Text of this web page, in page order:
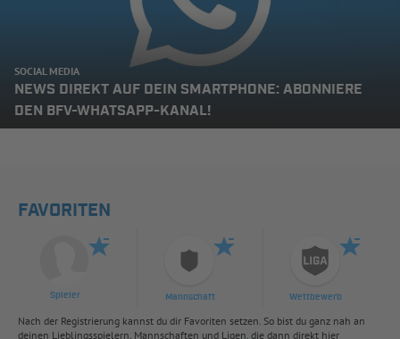
SOCIAL MEDIA
NEWS DIREKT AUF DEIN SMARTPHONE: ABONNIERE
DEN BFV-WHATSAPP-KANAL!
FAVORITEN
Spieler Mannschaft Wettbewerb
Nach der Registrierung kannst du dir Favoriten setzen. So bist du ganz nah an
deinen Lieblingsspielern, Mannschaften und Ligen, die dann direkt hier